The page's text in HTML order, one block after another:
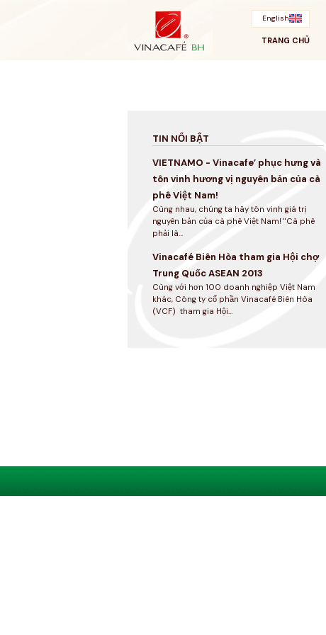
English
TRANG CHỦ
TIN NỔI BẬT
VIETNAMO - Vinacafe’ phục hưng và
tôn vinh hương vị nguyên bản của cà
phê Việt Nam!
Cùng nhau, chúng ta hãy tôn vinh giá trị
nguyên bản của cà phê Việt Nam! "Cà phê
phải là...
Vinacafé Biên Hòa tham gia Hội chợ
Trung Quốc ASEAN 2013
Cùng với hơn 100 doanh nghiệp Việt Nam
khác, Công ty cổ phần Vinacafé Biên Hòa
(VCF) tham gia Hội...